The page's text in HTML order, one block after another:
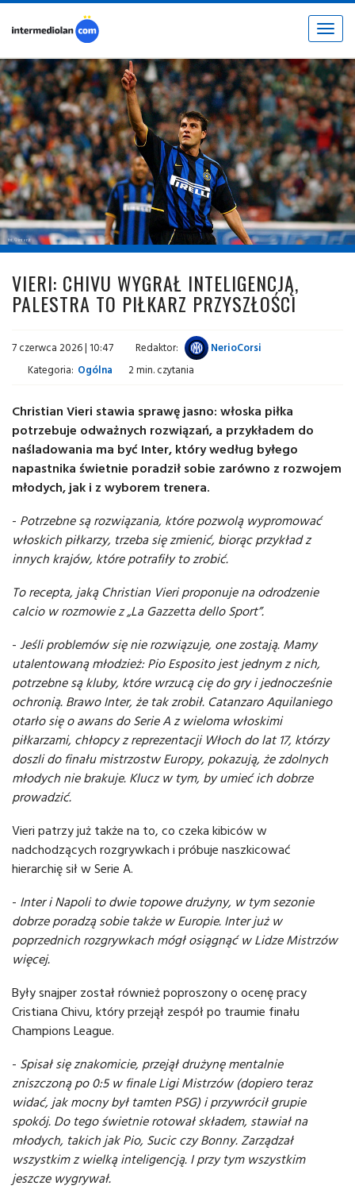
Toggle
fot. © inter.it
VIERI: CHIVU WYGRAŁ INTELIGENCJĄ,
PALESTRA TO PIŁKARZ PRZYSZŁOŚCI
7 czerwca 2026 | 10:47 Redaktor:
NerioCorsi
Kategoria: Ogólna 2 min. czytania
Christian Vieri stawia sprawę jasno: włoska piłka
potrzebuje odważnych rozwiązań, a przykładem do
naśladowania ma być Inter, który według byłego
napastnika świetnie poradził sobie zarówno z rozwojem
młodych, jak i z wyborem trenera.
- Potrzebne są rozwiązania, które pozwolą wypromować
włoskich piłkarzy, trzeba się zmienić, biorąc przykład z
innych krajów, które potrafiły to zrobić.
To recepta, jaką Christian Vieri proponuje na odrodzenie
calcio w rozmowie z „La Gazzetta dello Sport”.
- Jeśli problemów się nie rozwiązuje, one zostają. Mamy
utalentowaną młodzież: Pio Esposito jest jednym z nich,
potrzebne są kluby, które wrzucą cię do gry i jednocześnie
ochronią. Brawo Inter, że tak zrobił. Catanzaro Aquilaniego
otarło się o awans do Serie A z wieloma włoskimi
piłkarzami, chłopcy z reprezentacji Włoch do lat 17, którzy
doszli do finału mistrzostw Europy, pokazują, że zdolnych
młodych nie brakuje. Klucz w tym, by umieć ich dobrze
prowadzić.
Vieri patrzy już także na to, co czeka kibiców w
nadchodzących rozgrywkach i próbuje naszkicować
hierarchię sił w Serie A.
- Inter i Napoli to dwie topowe drużyny, w tym sezonie
dobrze poradzą sobie także w Europie. Inter już w
poprzednich rozgrywkach mógł osiągnąć w Lidze Mistrzów
więcej.
Były snajper został również poproszony o ocenę pracy
Cristiana Chivu, który przejął zespół po traumie finału
Champions League.
- Spisał się znakomicie, przejął drużynę mentalnie
zniszczoną po 0:5 w finale Ligi Mistrzów (dopiero teraz
widać, jak mocny był tamten PSG) i przywrócił grupie
spokój. Do tego świetnie rotował składem, stawiał na
młodych, takich jak Pio, Sucic czy Bonny. Zarządzał
wszystkim z wielką inteligencją. I przy tym wszystkim
jeszcze wygrywał.